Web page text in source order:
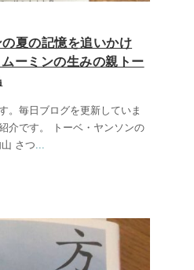
の夏の記憶を追いかけ
ーミンの生みの親トー
。毎日ブログを更新していま
介です。 トーベ・ヤンソンの
さつ...